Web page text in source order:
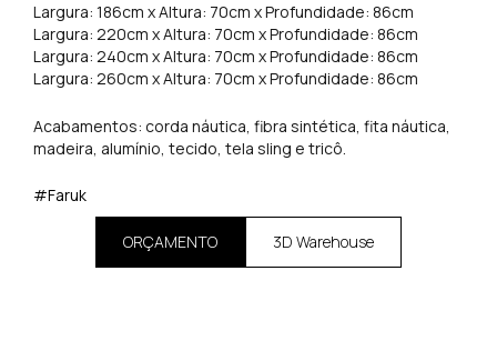
Largura: 186cm x Altura: 70cm x Profundidade: 86cm
Largura: 220cm x Altura: 70cm x Profundidade: 86cm
Largura: 240cm x Altura: 70cm x Profundidade: 86cm
Largura: 260cm x Altura: 70cm x Profundidade: 86cm
Acabamentos: corda náutica, fibra sintética, fita náutica,
madeira, alumínio, tecido, tela sling e tricô.
#Faruk
ORÇAMENTO 3D Warehouse